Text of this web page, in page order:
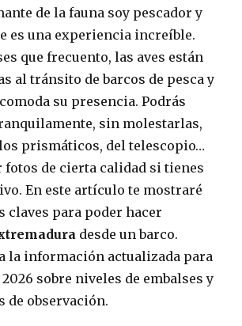
de la fauna soy pescador y
es una experiencia increíble.
que frecuento, las aves están
al tránsito de barcos de pesca y
su presencia. Podrás
sin molestarlas,
prismáticos, del telescopio…
fotos de cierta calidad si tienes
En este artículo te mostraré
claves para poder hacer
desde un barco.
la información actualizada para
sobre niveles de embalses y
de observación.